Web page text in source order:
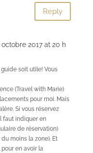
Reply
2017 at 20 h
soit utile! Vous
(Travel with Marie)
pour moi. Mais
Si vous réservez
faut indiquer en
de réservation)
moins la zone). Et
en avoir la